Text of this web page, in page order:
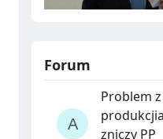
Forum
Problem z
zniczy PP